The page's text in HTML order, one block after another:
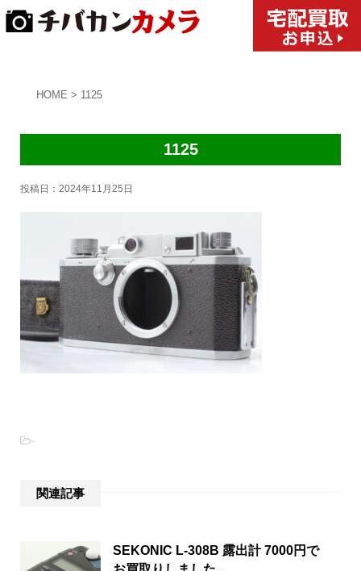
HOME > 1125
1125
投稿日： 2024年11月25日
-
関連記事
SEKONIC L-308B 露出計 7000円で